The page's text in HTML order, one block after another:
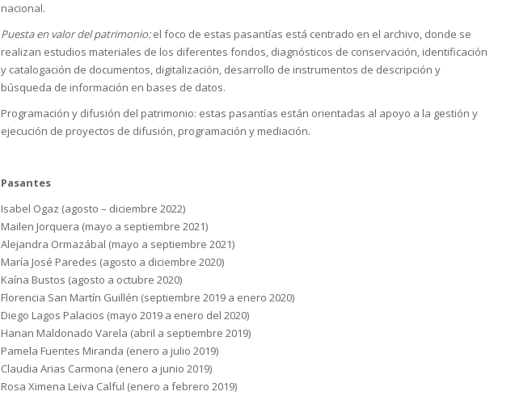
nacional.
Puesta en valor del patrimonio:el foco de estas pasantías está centrado en el archivo, donde se
realizan estudios materiales de los diferentes fondos, diagnósticos de conservación, identificación
y catalogación de documentos, digitalización, desarrollo de instrumentos de descripción y
búsqueda de información en bases de datos.
Programación y difusión del patrimonio: estas pasantías están orientadas al apoyo a la gestión y
ejecución de proyectos de difusión, programación y mediación.
Pasantes
Isabel Ogaz (agosto – diciembre 2022)
Mailen Jorquera (mayo a septiembre 2021)
Alejandra Ormazábal (mayo a septiembre 2021)
María José Paredes (agosto a diciembre 2020)
Kaína Bustos (agosto a octubre 2020)
Florencia San Martín Guillén (septiembre 2019 a enero 2020)
Diego Lagos Palacios (mayo 2019 a enero del 2020)
Hanan Maldonado Varela (abril a septiembre 2019)
Pamela Fuentes Miranda (enero a julio 2019)
Claudia Arias Carmona (enero a junio 2019)
Rosa Ximena Leiva Calful (enero a febrero 2019)